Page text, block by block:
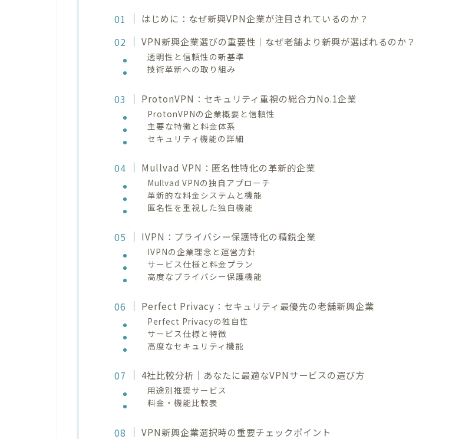
はじめに：なぜ新興VPN企業が注目されているのか？
VPN新興企業選びの重要性｜なぜ老舗より新興が選ばれるのか？
透明性と信頼性の新基準
技術革新への取り組み
ProtonVPN：セキュリティ重視の総合力No.1企業
ProtonVPNの企業概要と信頼性
主要な特徴と料金体系
セキュリティ機能の詳細
Mullvad VPN：匿名性特化の革新的企業
Mullvad VPNの独自アプローチ
革新的な料金システムと機能
匿名性を重視した独自機能
IVPN：プライバシー保護特化の精鋭企業
IVPNの企業理念と運営方針
サービス仕様と料金プラン
高度なプライバシー保護機能
Perfect Privacy：セキュリティ最優先の老舗新興企業
Perfect Privacyの独自性
サービス仕様と特徴
高度なセキュリティ機能
4社比較分析｜あなたに最適なVPNサービスの選び方
用途別推奨サービス
料金・機能比較表
VPN新興企業選択時の重要チェックポイント